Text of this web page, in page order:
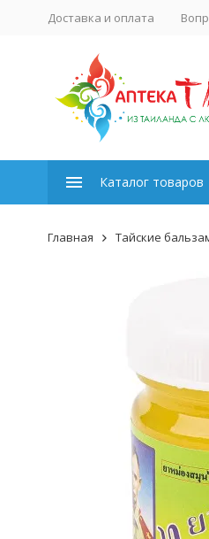
Доставка и оплата
Каталог товаров
Главная Тайские